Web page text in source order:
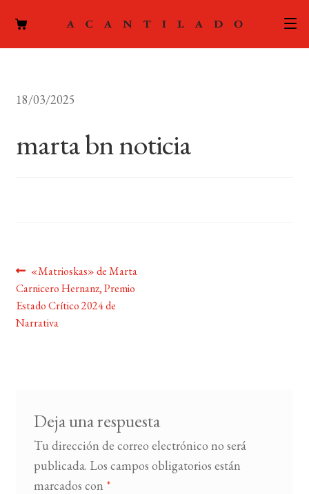
ACTUALIDAD
CONTACTO
18/03/2025
marta bn noticia
Navegación
de
entradas
Anterior:
«Matrioskas» de Marta
Carnicero Hernanz, Premio
Estado Crítico 2024 de
Narrativa
Deja una respuesta
Tu dirección de correo electrónico no será
publicada. Los campos obligatorios están
marcados con *